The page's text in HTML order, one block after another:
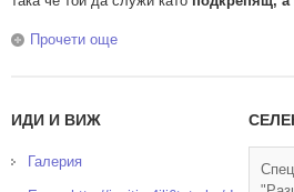
Прочети още
ИДИ И ВИЖ
Галерия